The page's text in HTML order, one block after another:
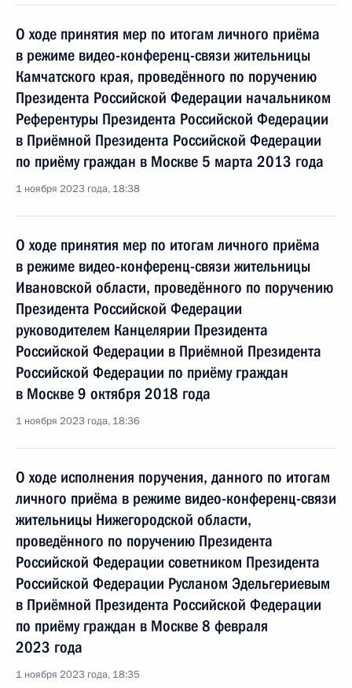
О ходе принятия мер по итогам личного приёма
в режиме видео-конференц-связи жительницы
Камчатского края, проведённого по поручению
Президента Российской Федерации начальником
Референтуры Президента Российской Федерации
в Приёмной Президента Российской Федерации
по приёму граждан в Москве 5 марта 2013 года
1 ноября 2023 года, 18:38
О ходе принятия мер по итогам личного приёма
в режиме видео-конференц-связи жительницы
Ивановской области, проведённого по поручению
Президента Российской Федерации
руководителем Канцелярии Президента
Российской Федерации в Приёмной Президента
Российской Федерации по приёму граждан
в Москве 9 октября 2018 года
1 ноября 2023 года, 18:36
О ходе исполнения поручения, данного по итогам
личного приёма в режиме видео-конференц-связи
жительницы Нижегородской области,
проведённого по поручению Президента
Российской Федерации советником Президента
Российской Федерации Русланом Эдельгериевым
в Приёмной Президента Российской Федерации
по приёму граждан в Москве 8 февраля
2023 года
1 ноября 2023 года, 18:35